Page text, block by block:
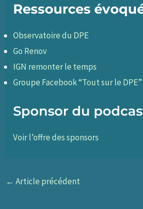
Ressources
Observatoire du DPE
Go Renov
IGN remonter le temps
Groupe Facebook “Tout sur le DPE”
Sponsor du
Voir l’offre des sponsors
← Article précédent